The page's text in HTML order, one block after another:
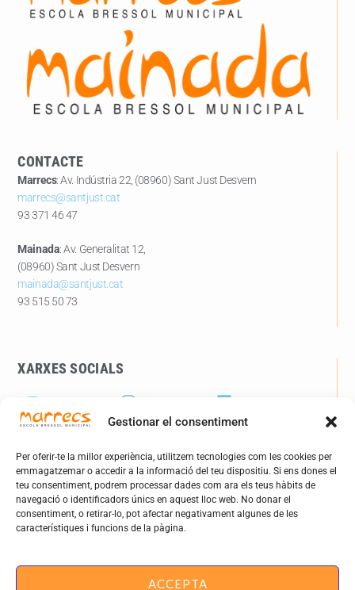
Gestionar el consentiment
Per oferir-te la millor experiència, utilitzem tecnologies com les cookies per
emmagatzemar o accedir a la informació del teu dispositiu. Si ens dones el
teu consentiment, podrem processar dades com ara els teus hàbits de
navegació o identificadors únics en aquest lloc web. No donar el
consentiment, o retirar-lo, pot afectar negativament algunes de les
característiques i funcions de la pàgina.
ACCEPTA
CONTACTE
Marrecs: Av. Indústria 22, (08960) Sant Just Desvern
marrecs@santjust.cat
93 371 46 47
Mainada: Av. Generalitat 12,
(08960) Sant Just Desvern
mainada@santjust.cat
93 515 50 73
XARXES SOCIALS
WEBS D'INTERÉS
santjust.cat
Eduquem en xarxa
Dept. Educació Generalitat